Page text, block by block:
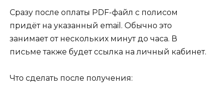
Сразу после оплаты PDF-файл с полисом
придёт на указанный email. Обычно это
занимает от нескольких минут до часа. В
письме также будет ссылка на личный кабинет.
Что сделать после получения: